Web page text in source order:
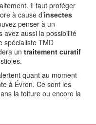
Il faut protéger
à cause d’insectes
penser à un
avez aussi la possibilité
spécialiste TMD
un traitement curatif
quant au moment
à Évron. Ce sont les
la toiture ou encore la